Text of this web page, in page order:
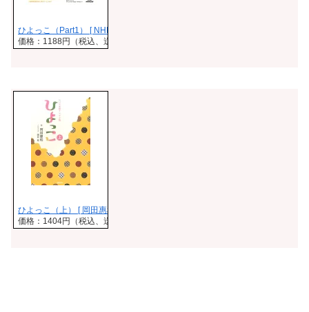
ひよっこ（Part1） [ NHK出版 ]
価格：1188円（税込、送料無料)
ひよっこ（上） [ 岡田惠和 ]
価格：1404円（税込、送料無料)